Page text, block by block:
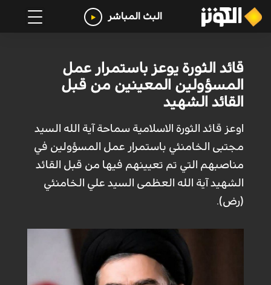
البث المباشر
قائد الثورة يوعز باستمرار عمل
المسؤولين المعينين من قبل
القائد الشهيد
اوعز قائد الثورة الاسلامية سماحة آية الله السيد
مجتبى الخامنئي باستمرار عمل المسؤولين في
مناصبهم التي تم تعيينهم فيها من قبل القائد
الشهيد آية الله العظمى السيد علي الخامنئي
(رض).